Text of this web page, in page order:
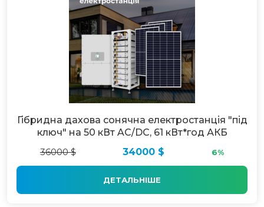
Гібридна дахова сонячна електростанція "під
ключ" на 50 кВт AC/DC, 61 кВт*год АКБ
36000 $
34000 $ 6%
ДЕТАЛЬНІШЕ